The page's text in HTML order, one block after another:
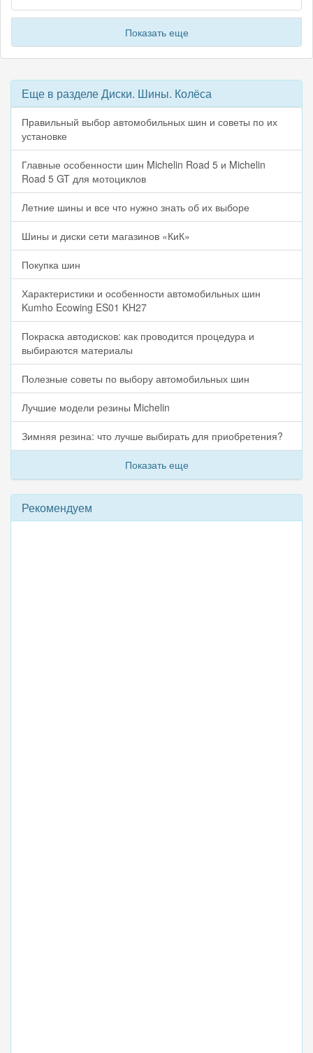
Показать еще
Еще в разделе Диски. Шины. Колёса
Правильный выбор автомобильных шин и советы по их
установке
Главные особенности шин Michelin Road 5 и Michelin
Road 5 GT для мотоциклов
Летние шины и все что нужно знать об их выборе
Шины и диски сети магазинов «КиК»
Покупка шин
Характеристики и особенности автомобильных шин
Kumho Ecowing ES01 KH27
Покраска автодисков: как проводится процедура и
выбираются материалы
Полезные советы по выбору автомобильных шин
Лучшие модели резины Michelin
Зимняя резина: что лучше выбирать для приобретения?
Показать еще
Рекомендуем